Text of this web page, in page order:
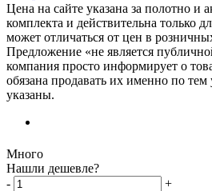
Цена на сайте указана за полотно и
комплекта и действительна только
может отличаться от цен в
Предложение «не является
компания просто информирует о
обязана продавать их именно по
указаны.
Много
Нашли дешевле?
-
+